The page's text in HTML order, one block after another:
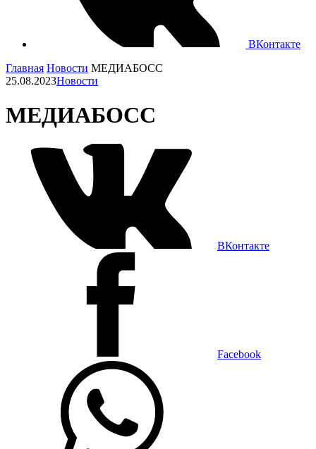
ВКонтакте
Главная Новости МЕДИАБОСС
25.08.2023Новости
МЕДИАБОСС
ВКонтакте
Facebook